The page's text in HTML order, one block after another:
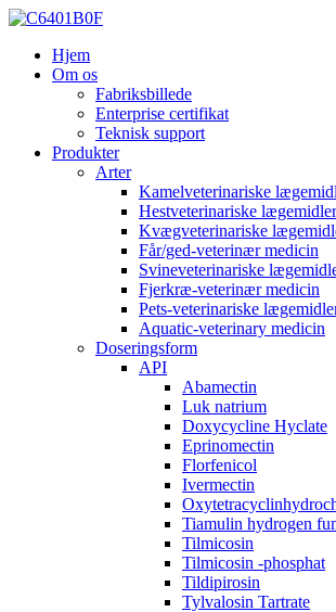
Hjem
Om os
Fabriksbillede
Enterprise certifikat
Teknisk support
Produkter
Arter
Kamelveterinariske
Hestveterinariske lægemidler
Kvægveterinariske
Får/ged-veterinær medicin
Svineveterinariske
Fjerkræ-veterinær medicin
Pets-veterinariske
Aquatic-veterinary medicin
Doseringsform
API
Abamectin
Luk natrium
Doxycycline Hyclate
Eprinomectin
Florfenicol
Ivermectin
Tiamulin hydrogen
Tilmicosin
Tilmicosin -phosphat
Tildipirosin
Tylvalosin Tartrate